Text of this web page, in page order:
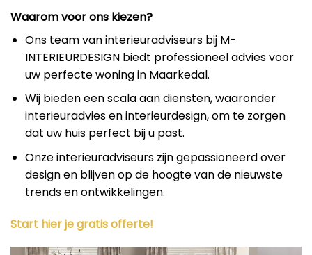
Waarom voor ons kiezen?
Ons team van interieuradviseurs bij M-
INTERIEURDESIGN biedt professioneel advies voor
uw perfecte woning in Maarkedal.
Wij bieden een scala aan diensten, waaronder
interieuradvies en interieurdesign, om te zorgen
dat uw huis perfect bij u past.
Onze interieuradviseurs zijn gepassioneerd over
design en blijven op de hoogte van de nieuwste
trends en ontwikkelingen.
Start hier je gratis offerte!